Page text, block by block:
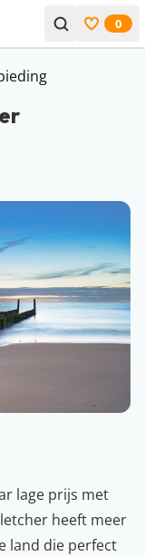
Bekijk
0
lage prijs met
heeft meer
land die perfect